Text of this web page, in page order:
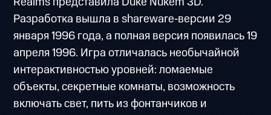
Разработка вышла в shareware‑версии 29
января 1996 года, а полная версия появилась 19
апреля 1996. Игра отличалась необычайной
интерактивностью уровней: ломаемые
объекты, секретные комнаты, возможность
включать свет, пить из фонтанчиков и